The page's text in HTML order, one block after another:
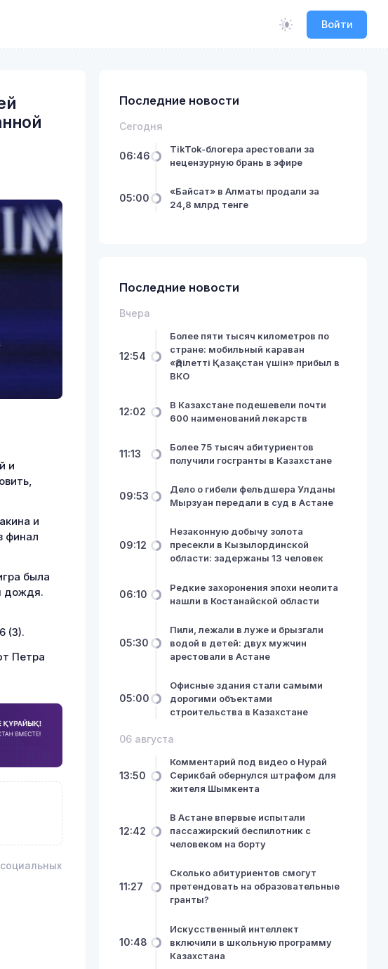
Войти
и
и
финал
была
дождя.
(3).
Петра
Последние новости
Сегодня
06:46
TikTok-блогера арестовали за
нецензурную брань в эфире
05:00
«Байсат» в Алматы продали за
24,8 млрд тенге
Последние новости
Вчера
12:54
Более пяти тысяч километров по
стране: мобильный караван
«Әділетті Қазақстан үшін» прибыл в
ВКО
12:02
В Казахстане подешевели почти
600 наименований лекарств
11:13
Более 75 тысяч абитуриентов
получили госгранты в Казахстане
09:53
Дело о гибели фельдшера Улданы
Мырзуан передали в суд в Астане
09:12
Незаконную добычу золота
пресекли в Кызылординской
области: задержаны 13 человек
06:10
Редкие захоронения эпохи неолита
нашли в Костанайской области
05:30
Пили, лежали в луже и брызгали
водой в детей: двух мужчин
арестовали в Астане
05:00
Офисные здания стали самыми
дорогими объектами
строительства в Казахстане
06 августа
13:50
Комментарий под видео о Нурай
Серикбай обернулся штрафом для
жителя Шымкента
12:42
В Астане впервые испытали
пассажирский беспилотник с
человеком на борту
11:27
Сколько абитуриентов смогут
претендовать на образовательные
гранты?
10:48
Искусственный интеллект
включили в школьную программу
Казахстана